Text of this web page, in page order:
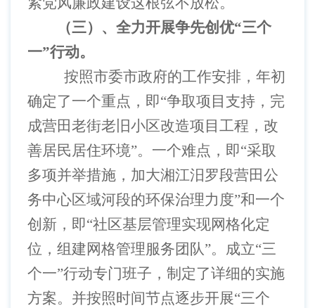
（三）、全力开展争先创优“三个
一”行动。
按照市委市政府的工作安排，年初
确定了一个重点，即“争取项目支持，完
成营田老街老旧小区改造项目工程，改
善居民居住环境”。一个难点，即“采取
多项并举措施，加大湘江汨罗段营田公
务中心区域河段的环保治理力度”和一个
创新，即“社区基层管理实现网格化定
位，组建网格管理服务团队”。成立“三
个一”行动专门班子，制定了详细的实施
方案。并按照时间节点逐步开展“三个